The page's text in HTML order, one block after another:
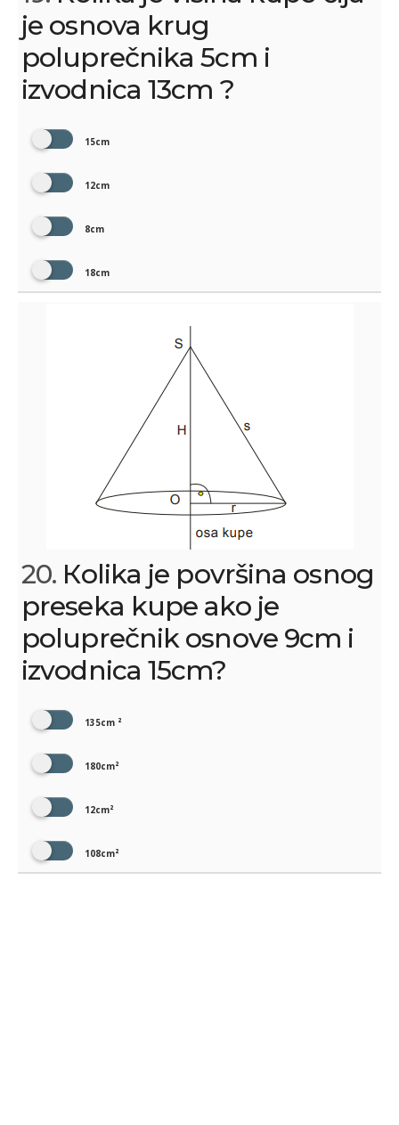
je osnova krug
poluprečnika 5cm i
izvodnica 13cm ?
15cm
12cm
8cm
18cm
20. Кolika je površina osnog
preseka kupe ako je
poluprečnik osnove 9cm i
izvodnica 15cm?
135cm ²
180cm²
12cm²
108cm²